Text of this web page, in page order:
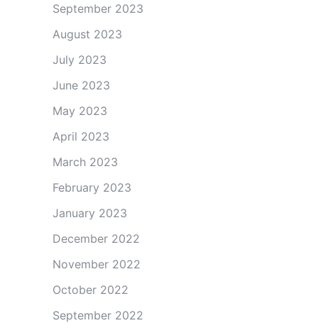
September 2023
August 2023
July 2023
June 2023
May 2023
April 2023
March 2023
February 2023
January 2023
December 2022
November 2022
October 2022
September 2022